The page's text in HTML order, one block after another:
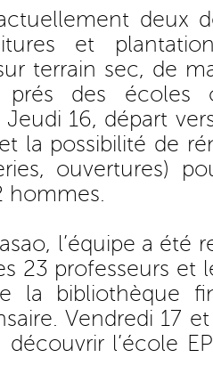
deux
et
terrain sec, de
prés des
Jeudi 16, départ
la possibilité de
ouvertures)
hommes.
l’équipe a été
23 professeurs et
la bibliothèque
Vendredi 17
l’école